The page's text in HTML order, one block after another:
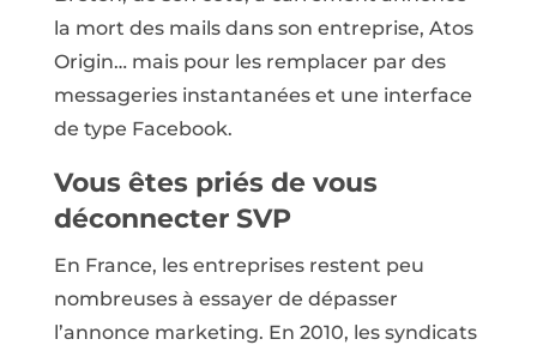
la mort des mails dans son entreprise, Atos
Origin… mais pour les remplacer par des
messageries instantanées et une interface
de type Facebook.
Vous êtes priés de vous
déconnecter SVP
En France, les entreprises restent peu
nombreuses à essayer de dépasser
l’annonce marketing. En 2010, les syndicats